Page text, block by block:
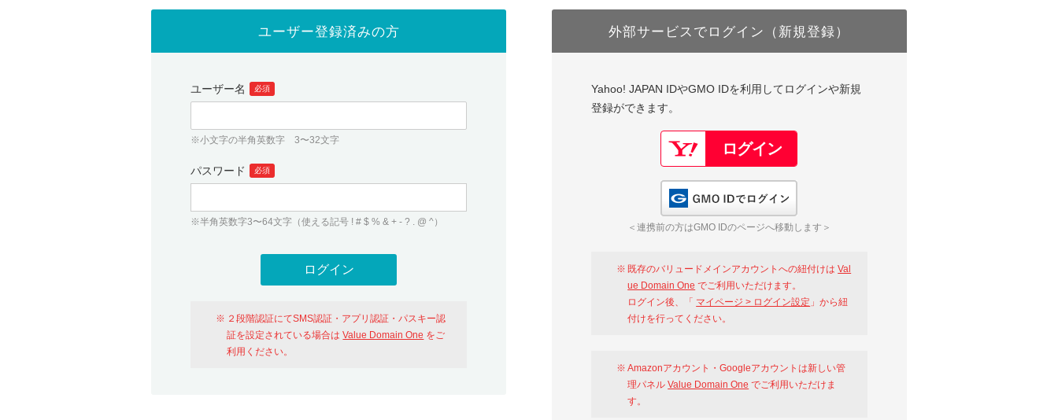
ユーザー登録済みの方
ユーザー名 必須
※小文字の半角英数字 3〜32文字
パスワード 必須
※半角英数字3〜64文字（使える記号 ! # $ % & + - ? . @ ^）
２段階認証にてSMS認証・アプリ認証・パスキー認
証を設定されている場合はValue Domain One をご
利用ください。
外部サービスでログイン（新規登録）
Yahoo! JAPAN IDやGMO IDを利用してログインや新規
登録ができます。
＜連携前の方はGMO IDのページへ移動します＞
既存のバリュードメインアカウントへの紐付けはVal
ue Domain One でご利用いただけます。
ログイン後、「 マイページ > ログイン設定 」から紐
付けを行ってください。
Amazonアカウント・Googleアカウントは新しい管
理パネルValue Domain One でご利用いただけま
す。